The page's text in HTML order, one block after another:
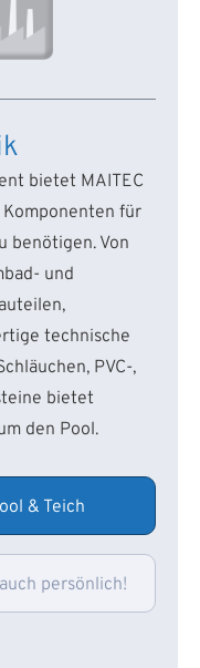
bietet MAITEC
für
benötigen. Von
und
technische
PVC-,
bietet
den Pool.
& Teich
persönlich!